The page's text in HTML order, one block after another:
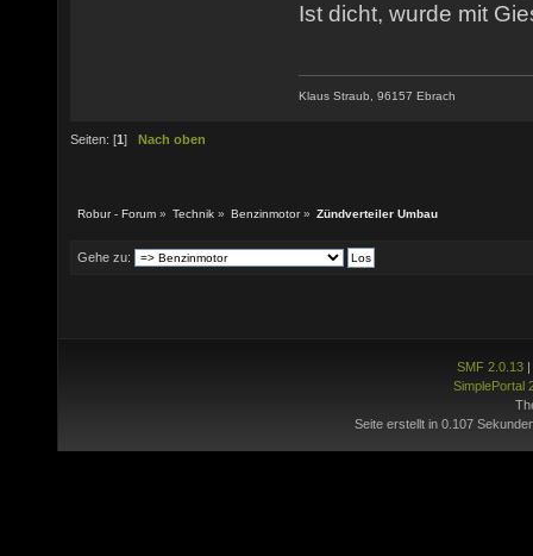
Ist dicht, wurde mit
Klaus Straub, 96157 Ebrach
Seiten: [1 ] Nach oben
Robur - Forum » Technik » Benzinmotor» Zündverteiler Umbau
Gehe zu:
SMF 2.0.13|
SimplePortal
Seite erstellt in 0.107